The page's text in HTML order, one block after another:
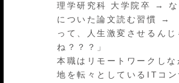
理学研究科 大学院卒 → な
についた論文読む習慣 →
って、人生激変させるんじ
ね？？？」
本職はリモートワークしな
地を転々としているITコン